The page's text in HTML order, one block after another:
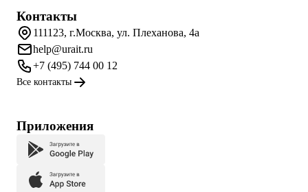
Контакты
111123, г.Москва, ул. Плеханова, 4а
help@urait.ru
+7 (495) 744 00 12
Все контакты
Приложения